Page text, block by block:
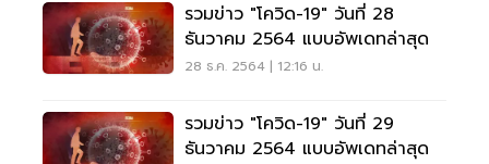
รวมข่าว "โควิด-19" วันที่ 28
ธันวาคม 2564 แบบอัพเดทล่าสุด
28 ธ.ค. 2564 | 12:16 น.
รวมข่าว "โควิด-19" วันที่ 29
ธันวาคม 2564 แบบอัพเดทล่าสุด